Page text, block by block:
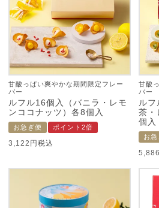
甘酸っぱい爽やかな期間限定フレー
バー
ルフル16個入（バニラ・レモ
ンココナッツ）各8個入
お急ぎ便 ポイント2倍
3,122 税込
甘酸
バー
ル
茶・
個入
お急
5,886